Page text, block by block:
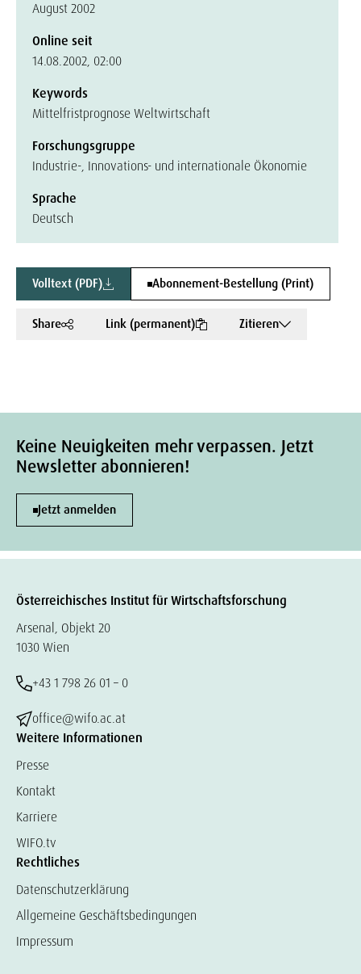
August 2002
Online seit
14.08.2002, 02:00
Keywords
Mittelfristprognose Weltwirtschaft
Forschungsgruppe
Industrie-, Innovations- und internationale Ökonomie
Sprache
Deutsch
Volltext (PDF) Abonnement-Bestellung (Print)
Share Link (permanent) Zitieren
Keine Neuigkeiten mehr verpassen. Jetzt
Newsletter abonnieren!
Jetzt anmelden
Österreichisches Institut für Wirtschaftsforschung
Arsenal, Objekt 20
1030 Wien
+43 1 798 26 01 – 0
office@wifo.ac.at
Weitere Informationen
Presse
Kontakt
Karriere
WIFO.tv
Rechtliches
Datenschutzerklärung
Allgemeine Geschäftsbedingungen
Impressum